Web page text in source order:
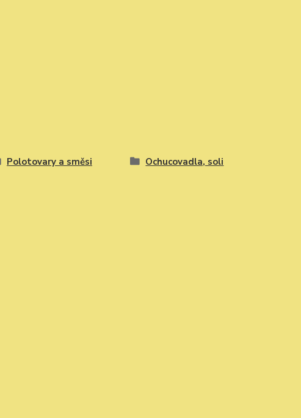
Polotovary a směsi
Ochucovadla, soli